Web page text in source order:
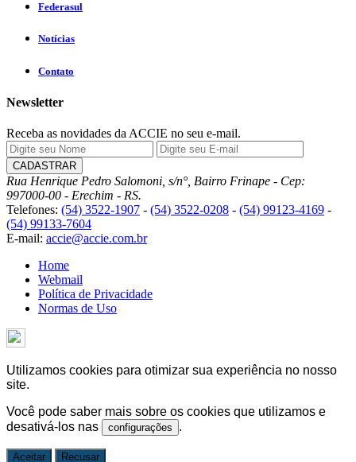
Federasul
Notícias
Contato
Newsletter
Receba as novidades da ACCIE no seu e-mail.
Rua Henrique Pedro Salomoni, s/n°, Bairro Frinape - Cep:
997000-00 - Erechim - RS.
Telefones: (54) 3522-1907 - (54) 3522-0208 - (54) 99123-4169 -
(54) 99133-7604
E-mail: accie@accie.com.br
Home
Webmail
Política de Privacidade
Normas de Uso
Utilizamos cookies para otimizar sua experiência no nosso
site.
Você pode saber mais sobre os cookies que utilizamos e
desativá-los nas
configurações .
Aceitar Recusar